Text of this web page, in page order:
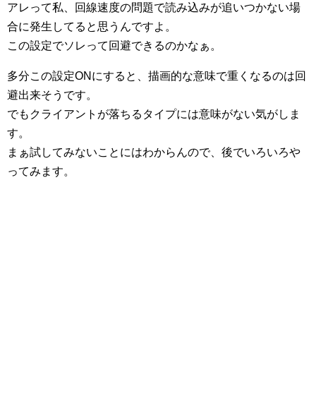
アレって私、回線速度の問題で読み込みが追いつかない場
合に発生してると思うんですよ。
この設定でソレって回避できるのかなぁ。
多分この設定ONにすると、描画的な意味で重くなるのは回
避出来そうです。
でもクライアントが落ちるタイプには意味がない気がしま
す。
まぁ試してみないことにはわからんので、後でいろいろや
ってみます。